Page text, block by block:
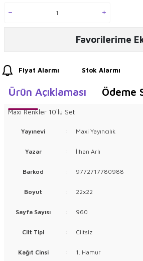
Favorilerime
Fiyat Alarmı Stok Alarmı
Ürün Açıklaması Ödeme
Maxi Renkler 10`lu Set
Yayınevi : Maxi Yayıncılık
Yazar : İlhan Arlı
Barkod : 9772717780988
Boyut : 22x22
Sayfa Sayısı : 960
Cilt Tipi : Ciltsiz
Kağıt Cinsi : 1. Hamur